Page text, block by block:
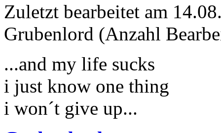
Zuletzt bearbeitet am
Grubenlord (Anzahl
...and my life sucks
i just know one thing
i won´t give up...